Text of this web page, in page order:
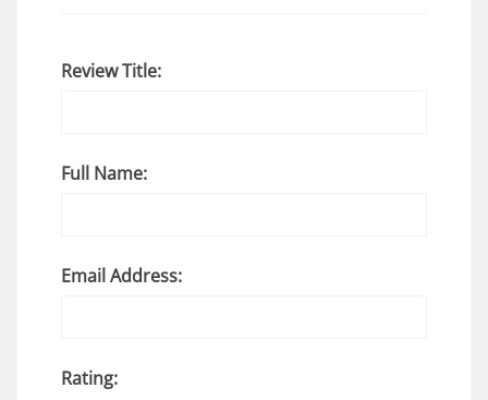
Review Title:
Full Name:
Email Address:
Rating: